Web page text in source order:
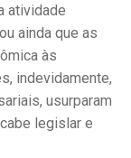
atividade
ainda que as
às
indevidamente,
usurparam
legislar e